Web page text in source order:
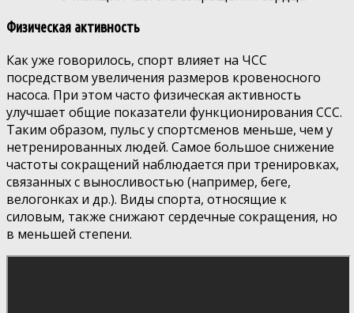
Физическая активность
Как уже говорилось, спорт влияет на ЧСС
посредством увеличения размеров кровеносного
насоса. При этом часто физическая активность
улучшает общие показатели функционирования ССС.
Таким образом, пульс у спортсменов меньше, чем у
нетренированных людей. Самое большое снижение
частоты сокращений наблюдается при тренировках,
связанных с выносливостью (например, беге,
велогонках и др.). Виды спорта, относящие к
силовым, также снижают сердечные сокращения, но
в меньшей степени.